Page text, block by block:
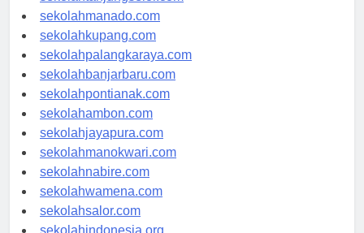
sekolahtanjungselor.com
sekolahmanado.com
sekolahkupang.com
sekolahpalangkaraya.com
sekolahbanjarbaru.com
sekolahpontianak.com
sekolahambon.com
sekolahjayapura.com
sekolahmanokwari.com
sekolahnabire.com
sekolahwamena.com
sekolahsalor.com